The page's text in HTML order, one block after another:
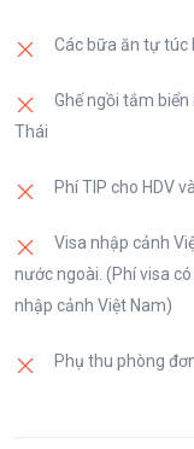
Tối: Đoàn về
Các bữa ăn tự túc
Ghế ngồi tắm
Thái
Phí TIP cho HDV
Visa nhập cảnh
nước ngoài. (Phí visa
nhập cảnh Việt Nam)
Phụ thu phòng